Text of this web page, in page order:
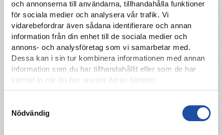
och annonserna till användarna, tillhandahålla funktioner
för sociala medier och analysera vår trafik. Vi
vidarebefordrar även sådana identifierare och annan
information från din enhet till de sociala medier och
annons- och analysföretag som vi samarbetar med.
Dessa kan i sin tur kombinera informationen med annan
information som du har tillhandahållit eller som de har
samlat in när du har använt deras tjänster.
Nödvändig
tillgängligt i digital form. Länken hittar du på
hemsidan.
Matchvärd
Mitt i Kolmårdens trolska urskog ligger en
nationalromantisk villa ritad av Ferdinand Boberg
1909. Välkommen till en magisk plats som
och oförglömliga minnen. Med ett geografiskt